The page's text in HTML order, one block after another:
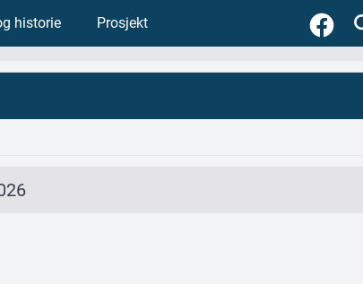
historie Prosjekt